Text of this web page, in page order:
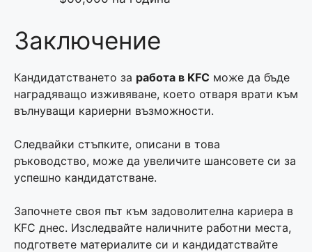
Заключение
Кандидатстването за работа в KFC може да бъде
наградяващо изживяване, което отваря врати към
вълнуващи кариерни възможности.
Следвайки стъпките, описани в това
ръководство, може да увеличите шансовете си за
успешно кандидатстване.
Започнете своя път към задоволителна кариера в
KFC днес. Изследвайте наличните работни места,
подгответе материалите си и кандидатствайте